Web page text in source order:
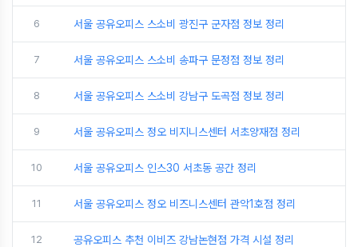
6 서울 공유오피스 스소비 광진구 군자점 정보 정리
7 서울 공유오피스 스소비 송파구 문정점 정보 정리
8 서울 공유오피스 스소비 강남구 도곡점 정보 정리
9 서울 공유오피스 정오 비지니스센터 서초양재점 정리
10 서울 공유오피스 인스30 서초동 공간 정리
11 서울 공유오피스 정오 비즈니스센터 관악1호점 정리
12 공유오피스 추천 이비즈 강남논현점 가격 시설 정리